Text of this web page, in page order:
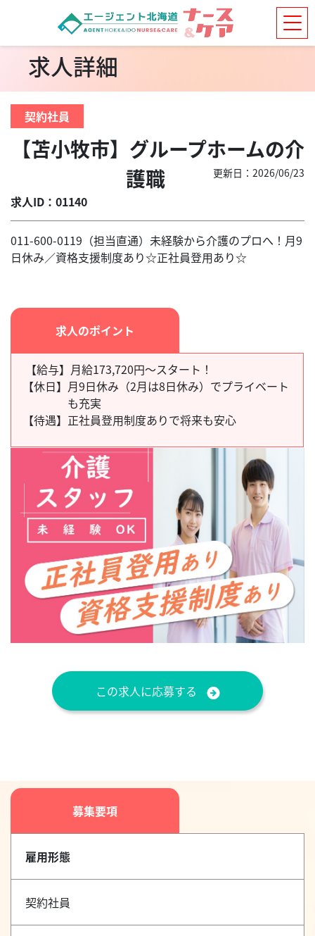
求人詳細
契約社員
【苫小牧市】グループホームの介
護職
求人ID：01140
更新日：2026/06/23
011-600-0119（担当直通）未経験から介護のプロへ！月9
日休み／資格支援制度あり☆正社員登用あり☆
求人のポイント
【給与】月給173,720円～スタート！
【休日】 月9日休み（2月は8日休み）でプライベート
も充実
【待遇】 正社員登用制度ありで将来も安心
この求人に応募する
募集要項
雇用形態
契約社員